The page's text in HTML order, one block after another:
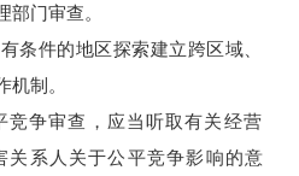
门审查。
件的地区探索建立跨区域、
制。
审查，应当听取有关经营
关系人关于公平竞争影响的意